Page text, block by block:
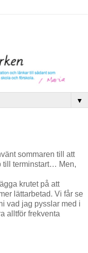
▼
sommaren till att
till terminstart… Men,
krutet på att
lättarbetad. Vi får se
vad jag pysslar med i
alltför frekventa